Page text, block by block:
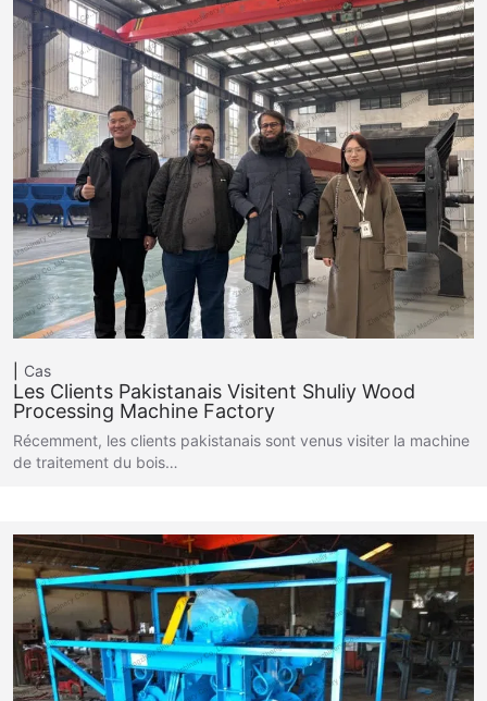
Cas
Les Clients Pakistanais Visitent Shuliy Wood
Processing Machine Factory
Récemment, les clients pakistanais sont venus visiter la machine
de traitement du bois…